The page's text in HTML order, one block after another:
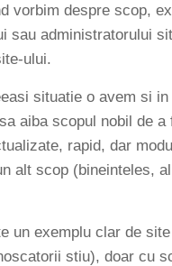
vorbim despre scop,
sau administratorului
ului.
situatie o avem si
aiba scopul nobil de
rapid, dar
alt scop (bineinteles,
un exemplu clar de
stiu), doar cu